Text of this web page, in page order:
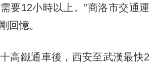
要12小時以上。”商洛市交通運
回憶。
鐵通車後，西安至武漢最快2